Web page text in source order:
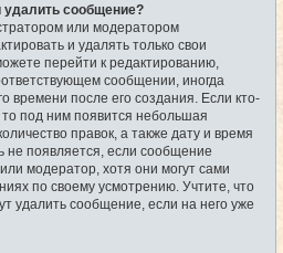
удалить сообщение?
или модератором
и удалять только свои
перейти к редактированию,
сообщении, иногда
времени после его создания. Если кто-
под ним появится небольшая
правок, а также дату и время
не появляется, если сообщение
модератор, хотя они могут сами
по своему усмотрению. Учтите, что
удалить сообщение, если на него уже